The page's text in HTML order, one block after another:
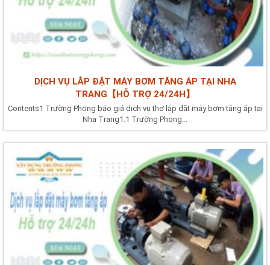
DỊCH VỤ LẮP ĐẶT MÁY BƠM TĂNG ÁP TẠI NHA
TRANG【HỖ TRỢ 24/24H】
Contents1 Trường Phong báo giá dịch vụ thợ lắp đặt máy bơm tăng áp tại
Nha Trang1.1 Trường Phong...